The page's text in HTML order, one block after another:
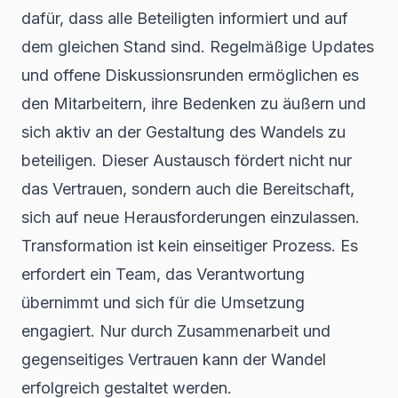
dafür, dass alle Beteiligten informiert und auf
dem gleichen Stand sind. Regelmäßige Updates
und offene Diskussionsrunden ermöglichen es
den Mitarbeitern, ihre Bedenken zu äußern und
sich aktiv an der Gestaltung des Wandels zu
beteiligen. Dieser Austausch fördert nicht nur
das Vertrauen, sondern auch die Bereitschaft,
sich auf neue Herausforderungen einzulassen.
Transformation ist kein einseitiger Prozess. Es
erfordert ein Team, das Verantwortung
übernimmt und sich für die Umsetzung
engagiert. Nur durch Zusammenarbeit und
gegenseitiges Vertrauen kann der Wandel
erfolgreich gestaltet werden.